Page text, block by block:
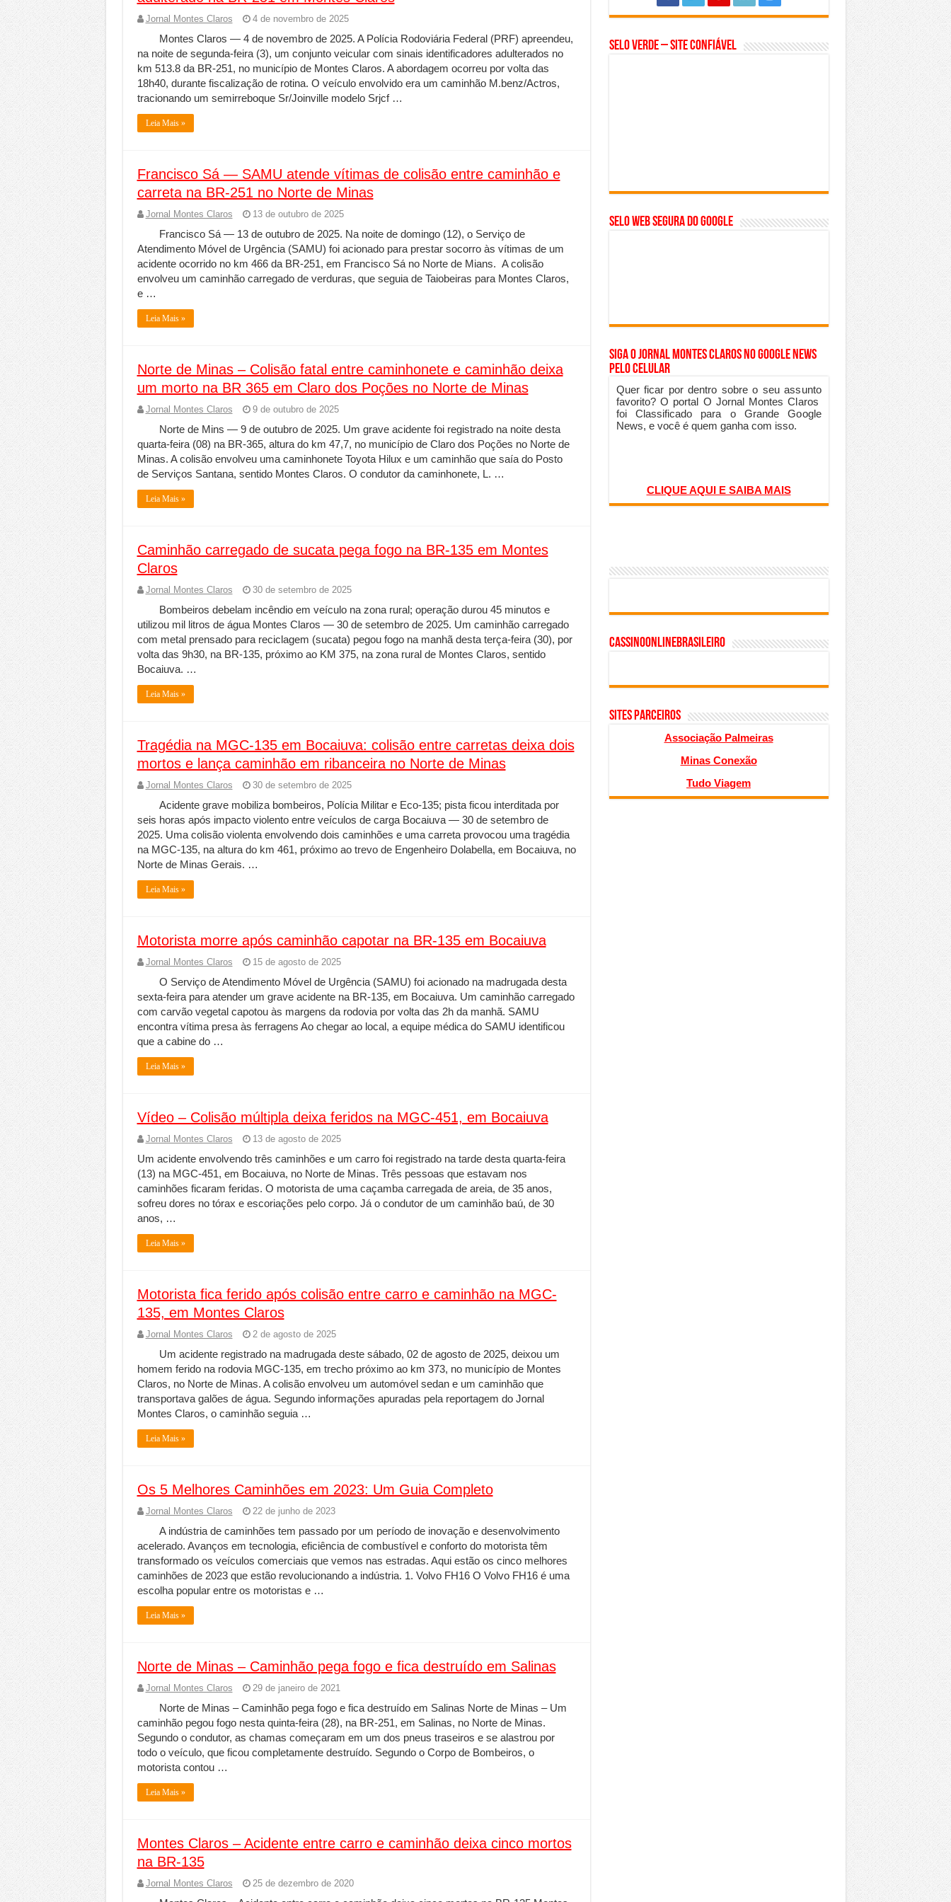
Jornal Montes Claros 4 de novembro de 2025
Montes Claros — 4 de novembro de 2025. A Polícia Rodoviária Federal (PRF) apreendeu,
na noite de segunda-feira (3), um conjunto veicular com sinais identificadores adulterados no
km 513.8 da BR-251, no município de Montes Claros. A abordagem ocorreu por volta das
18h40, durante fiscalização de rotina. O veículo envolvido era um caminhão M.benz/Actros,
tracionando um semirreboque Sr/Joinville modelo Srjcf …
Leia Mais »
Francisco Sá — SAMU atende vítimas de colisão entre caminhão e
carreta na BR-251 no Norte de Minas
Jornal Montes Claros 13 de outubro de 2025
Francisco Sá — 13 de outubro de 2025. Na noite de domingo (12), o Serviço de
Atendimento Móvel de Urgência (SAMU) foi acionado para prestar socorro às vítimas de um
acidente ocorrido no km 466 da BR-251, em Francisco Sá no Norte de Mians. A colisão
envolveu um caminhão carregado de verduras, que seguia de Taiobeiras para Montes Claros,
e …
Leia Mais »
Norte de Minas – Colisão fatal entre caminhonete e caminhão deixa
um morto na BR 365 em Claro dos Poções no Norte de Minas
Jornal Montes Claros 9 de outubro de 2025
Norte de Mins — 9 de outubro de 2025. Um grave acidente foi registrado na noite desta
quarta-feira (08) na BR-365, altura do km 47,7, no município de Claro dos Poções no Norte de
Minas. A colisão envolveu uma caminhonete Toyota Hilux e um caminhão que saía do Posto
de Serviços Santana, sentido Montes Claros. O condutor da caminhonete, L. …
Leia Mais »
Caminhão carregado de sucata pega fogo na BR-135 em Montes
Claros
Jornal Montes Claros 30 de setembro de 2025
Bombeiros debelam incêndio em veículo na zona rural; operação durou 45 minutos e
utilizou mil litros de água Montes Claros — 30 de setembro de 2025. Um caminhão carregado
com metal prensado para reciclagem (sucata) pegou fogo na manhã desta terça-feira (30), por
volta das 9h30, na BR-135, próximo ao KM 375, na zona rural de Montes Claros, sentido
Bocaiuva. …
Leia Mais »
Tragédia na MGC-135 em Bocaiuva: colisão entre carretas deixa dois
mortos e lança caminhão em ribanceira no Norte de Minas
Jornal Montes Claros 30 de setembro de 2025
Acidente grave mobiliza bombeiros, Polícia Militar e Eco-135; pista ficou interditada por
seis horas após impacto violento entre veículos de carga Bocaiuva — 30 de setembro de
2025. Uma colisão violenta envolvendo dois caminhões e uma carreta provocou uma tragédia
na MGC-135, na altura do km 461, próximo ao trevo de Engenheiro Dolabella, em Bocaiuva, no
Norte de Minas Gerais. …
Leia Mais »
Motorista morre após caminhão capotar na BR-135 em Bocaiuva
Jornal Montes Claros 15 de agosto de 2025
O Serviço de Atendimento Móvel de Urgência (SAMU) foi acionado na madrugada desta
sexta-feira para atender um grave acidente na BR-135, em Bocaiuva. Um caminhão carregado
com carvão vegetal capotou às margens da rodovia por volta das 2h da manhã. SAMU
encontra vítima presa às ferragens Ao chegar ao local, a equipe médica do SAMU identificou
que a cabine do …
Leia Mais »
Vídeo – Colisão múltipla deixa feridos na MGC-451, em Bocaiuva
Jornal Montes Claros 13 de agosto de 2025
Um acidente envolvendo três caminhões e um carro foi registrado na tarde desta quarta-feira
(13) na MGC-451, em Bocaiuva, no Norte de Minas. Três pessoas que estavam nos
caminhões ficaram feridas. O motorista de uma caçamba carregada de areia, de 35 anos,
sofreu dores no tórax e escoriações pelo corpo. Já o condutor de um caminhão baú, de 30
anos, …
Leia Mais »
Motorista fica ferido após colisão entre carro e caminhão na MGC-
135, em Montes Claros
Jornal Montes Claros 2 de agosto de 2025
Um acidente registrado na madrugada deste sábado, 02 de agosto de 2025, deixou um
homem ferido na rodovia MGC-135, em trecho próximo ao km 373, no município de Montes
Claros, no Norte de Minas. A colisão envolveu um automóvel sedan e um caminhão que
transportava galões de água. Segundo informações apuradas pela reportagem do Jornal
Montes Claros, o caminhão seguia …
Leia Mais »
Os 5 Melhores Caminhões em 2023: Um Guia Completo
Jornal Montes Claros 22 de junho de 2023
A indústria de caminhões tem passado por um período de inovação e desenvolvimento
acelerado. Avanços em tecnologia, eficiência de combustível e conforto do motorista têm
transformado os veículos comerciais que vemos nas estradas. Aqui estão os cinco melhores
caminhões de 2023 que estão revolucionando a indústria. 1. Volvo FH16 O Volvo FH16 é uma
escolha popular entre os motoristas e …
Leia Mais »
Norte de Minas – Caminhão pega fogo e fica destruído em Salinas
Jornal Montes Claros 29 de janeiro de 2021
Norte de Minas – Caminhão pega fogo e fica destruído em Salinas Norte de Minas – Um
caminhão pegou fogo nesta quinta-feira (28), na BR-251, em Salinas, no Norte de Minas.
Segundo o condutor, as chamas começaram em um dos pneus traseiros e se alastrou por
todo o veículo, que ficou completamente destruído. Segundo o Corpo de Bombeiros, o
motorista contou …
Leia Mais »
Montes Claros – Acidente entre carro e caminhão deixa cinco mortos
na BR-135
Jornal Montes Claros 25 de dezembro de 2020
Selo Verde – Site Confiável
SELO WEB SEGURA do GOOGLE
Siga o Jornal Montes Claros no Google News
pelo Celular
Quer ficar por dentro sobre o seu assunto
favorito? O portal O Jornal Montes Claros
foi Classificado para o Grande Google
News, e você é quem ganha com isso.
CLIQUE AQUI E SAIBA MAIS
cassinoonlinebrasileiro
SITES PARCEIROS
Associação Palmeiras
Minas Conexão
Tudo Viagem